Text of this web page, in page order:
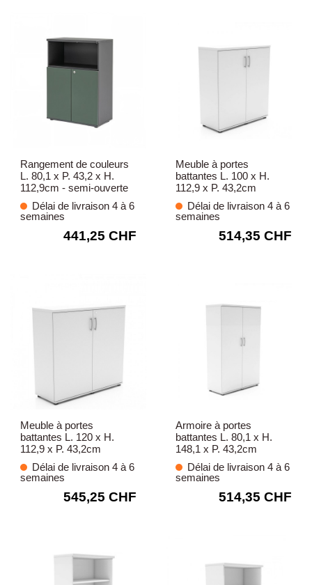
Rangement de couleurs
L. 80,1 x P. 43,2 x H.
112,9cm - semi-ouverte
Délai de livraison 4 à 6
semaines
441,25 CHF
Meuble à portes
battantes L. 100 x H.
112,9 x P. 43,2cm
Délai de livraison 4 à 6
semaines
514,35 CHF
Meuble à portes
battantes L. 120 x H.
112,9 x P. 43,2cm
Délai de livraison 4 à 6
semaines
545,25 CHF
Armoire à portes
battantes L. 80,1 x H.
148,1 x P. 43,2cm
Délai de livraison 4 à 6
semaines
514,35 CHF